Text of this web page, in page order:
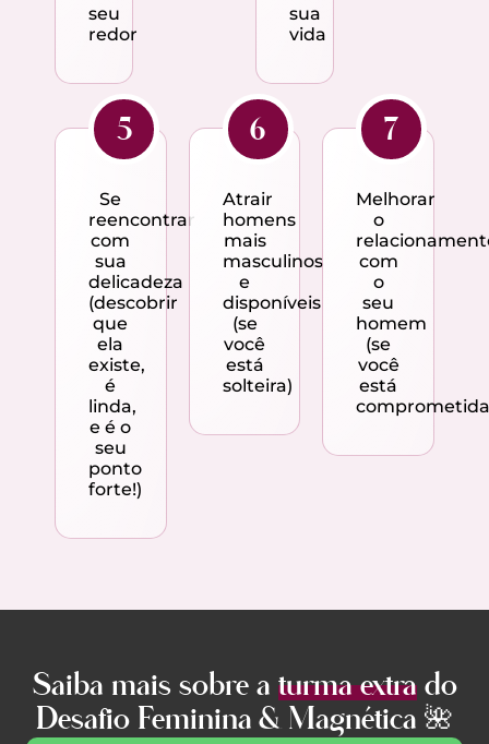
seu
redor
sua
vida
5
Se
reencontrar
com
sua
delicadeza
(descobrir
que
ela
existe,
é
linda,
e é o
seu
ponto
forte!)
6
Atrair
homens
mais
masculinos
e
disponíveis
(se
você
está
solteira)
7
Melhorar
o
com
o
seu
homem
(se
você
está
Saiba mais sobre a turma extrado
Desafio Feminina & Magnética 🌺